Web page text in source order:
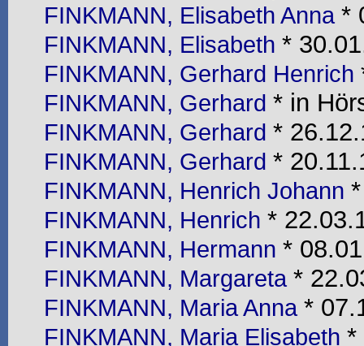
FINKMANN, Elisabeth Anna *
FINKMANN, Elisabeth *
FINKMANN, Gerhard Henrich
FINKMANN, Gerhard * in
FINKMANN, Gerhard *
FINKMANN, Gerhard *
FINKMANN, Henrich Johann
FINKMANN, Henrich *
FINKMANN, Hermann *
FINKMANN, Margareta *
FINKMANN, Maria Anna *
FINKMANN, Maria Elisabeth *